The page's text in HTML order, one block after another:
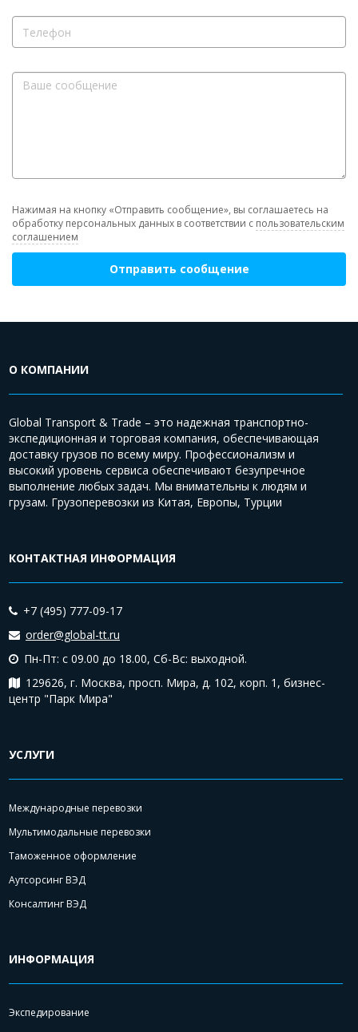
Нажимая на кнопку «Отправить сообщение», вы соглашаетесь на
обработку персональных данных в соответствии с пользовательским
соглашением
Отправить сообщение
О КОМПАНИИ
Global Transport & Trade – это надежная транспортно-
экспедиционная и торговая компания, обеспечивающая
доставку грузов по всему миру. Профессионализм и
высокий уровень сервиса обеспечивают безупречное
выполнение любых задач. Мы внимательны к людям и
грузам. Грузоперевозки из Китая, Европы, Турции
КОНТАКТНАЯ ИНФОРМАЦИЯ
+7 (495) 777-09-17
order@global-tt.ru
Пн-Пт: с 09.00 до 18.00, Сб-Вс: выходной.
129626, г. Москва, просп. Мира, д. 102, корп. 1, бизнес-
центр "Парк Мира"
УСЛУГИ
Международные перевозки
Мультимодальные перевозки
Таможенное оформление
Аутсорсинг ВЭД
Консалтинг ВЭД
ИНФОРМАЦИЯ
Экспедирование